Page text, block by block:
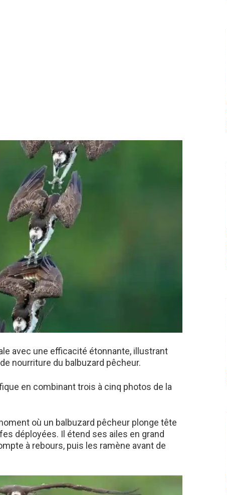
avec une efficacité étonnante, illustrant
nourriture du balbuzard pêcheur.
en combinant trois à cinq photos de la
où un balbuzard pêcheur plonge tête
déployées. Il étend ses ailes en grand
à rebours, puis les ramène avant de